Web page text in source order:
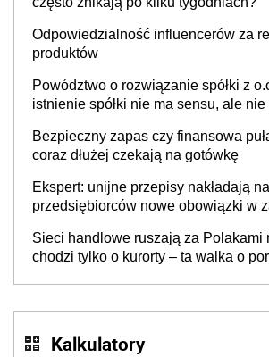
Odpowiedzialność influencerów za
produktów
Powództwo o rozwiązanie spółki z
istnienie spółki nie ma sensu, ale
Bezpieczny zapas czy finansowa
coraz dłużej czekają na gotówkę
Ekspert: unijne przepisy nakładają
przedsiębiorców nowe obowiązki w
Sieci handlowe ruszają za Polakami
chodzi tylko o kurorty – ta walka o
Kalkulatory